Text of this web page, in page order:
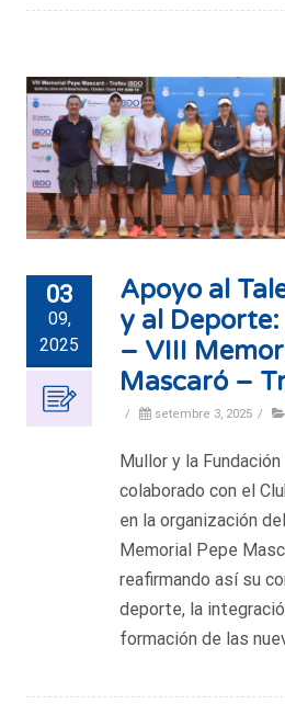
03
09,
2025
Apoyo al
y al
– VIII
Mascaró –
/ setembre 3, 2025 /
Mullor y la
colaborado con el
en la organización
Memorial Pepe
reafirmando así su
deporte, la
formación de las